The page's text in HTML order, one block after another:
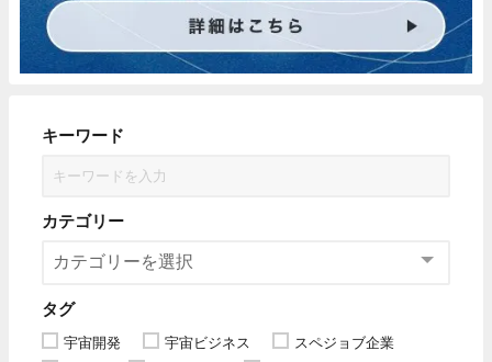
キーワード
カテゴリー
タグ
宇宙開発 宇宙ビジネス
スペジョブ企業